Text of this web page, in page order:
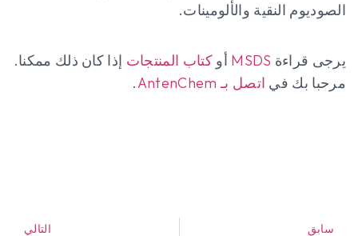
الصوديوم النقية والألومينات.
يرجى قراءة MSDS أوكتاب المنتجات إذا كان ذلك ممكنا.
مرحبا بك في اتصل بـ AntenChem .
سابق التالي